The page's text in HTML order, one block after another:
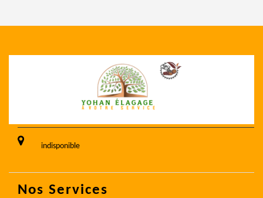
indisponible
Nos Services